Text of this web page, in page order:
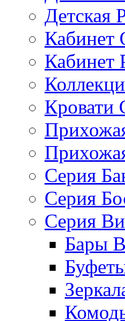
Детская
Кабинет
Кабинет
Кровати
Серия
Серия
Серия
Бары